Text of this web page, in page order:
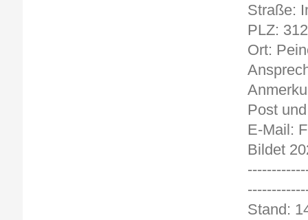
Straße:
PLZ:
Ort:
Post
E-Mail:
Bildet